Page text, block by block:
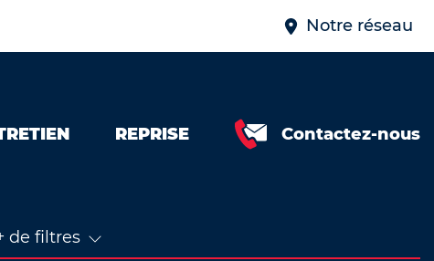
Notre réseau
REPRISE Contactez-nous
de filtres